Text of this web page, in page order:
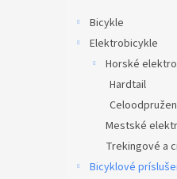
Bicykle
Elektrobicykle
Horské
Hardtail
Mestské
Trekingové a
Bicyklové